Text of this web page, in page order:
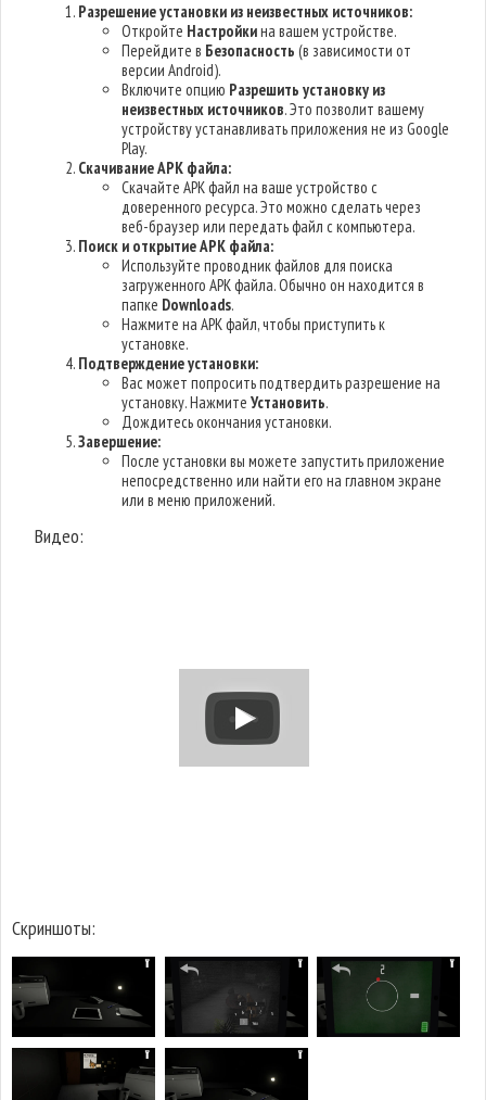
Разрешение установки из неизвестных источников:
Откройте Настройкина вашем устройстве.
Перейдите в Безопасность (в зависимости от
версии Android).
Включите опцию Разрешить установку из
неизвестных источников. Это позволит вашему
устройству устанавливать приложения не из Google
Play.
Скачивание APK файла:
Скачайте APK файл на ваше устройство с
доверенного ресурса. Это можно сделать через
веб-браузер или передать файл с компьютера.
Поиск и открытие APK файла:
Используйте проводник файлов для поиска
загруженного APK файла. Обычно он находится в
папке Downloads.
Нажмите на APK файл, чтобы приступить к
установке.
Подтверждение установки:
Вас может попросить подтвердить разрешение на
установку. НажмитеУстановить.
Дождитесь окончания установки.
Завершение:
После установки вы можете запустить приложение
непосредственно или найти его на главном экране
или в меню приложений.
Видео:
Скриншоты: